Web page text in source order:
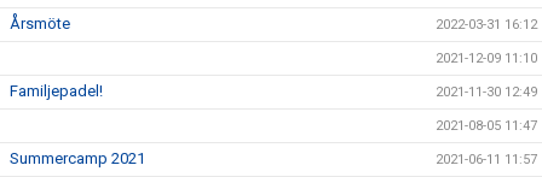
Årsmöte 2022-03-31 16:12
2021-12-09 11:10
Familjepadel! 2021-11-30 12:49
2021-08-05 11:47
Summercamp 2021 2021-06-11 11:57